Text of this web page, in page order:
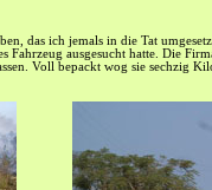
das ich jemals in die Tat
Fahrzeug ausgesucht hatte. Die
Voll bepackt wog sie sechzig